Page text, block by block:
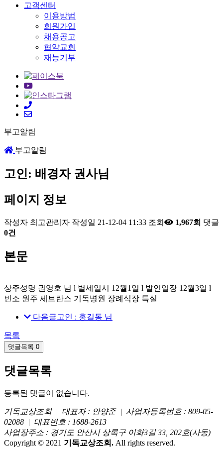
고객센터
이용방법
회원가입
채용공고
협약교회
재능기부
부고알림
부고알림
고인: 배경자 권사님
페이지 정보
작성자 최고관리자 작성일 21-12-04 11:33 조회 1,967회 댓글
0건
본문
상주성명 권영호 님 l 별세일시 12월1일 l 발인일장 12월3일 l
빈소 원주 세브란스 기독병원 장례식장 특실
다음글고인 : 홍길동 님
목록
댓글목록 0
댓글목록
등록된 댓글이 없습니다.
기독교상조회 | 대표자 : 안양준 | 사업자등록번호 : 809-05-
02088 | 대표번호 : 1688-2613
사업장주소 : 경기도 안산시 상록구 이화3길 33, 202호(사동)
Copyright © 2021 기독교상조회. All rights reserved.